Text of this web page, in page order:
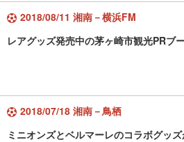
2018/08/11 湘南－横浜FM
レアグッズ発売中の茅ヶ崎市観光PRブ
2018/07/18 湘南－鳥栖
ミニオンズとベルマーレのコラボグッズ